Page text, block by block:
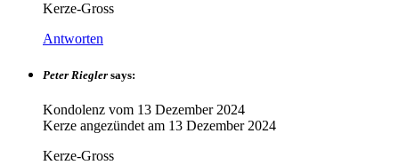
Kerze-Gross
Antworten
Peter Riegler says:
Kondolenz vom 13 Dezember 2024
Kerze angezündet am 13 Dezember 2024
Kerze-Gross